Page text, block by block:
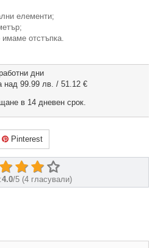
елементи;
отстъпка.
дни
над 99.99 лв. / 51.12 €
в 14 дневен срок.
Pinterest
4.0/5 (4 гласували)